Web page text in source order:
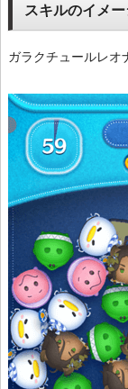
スキルのイメ
ガラクチュールレオ